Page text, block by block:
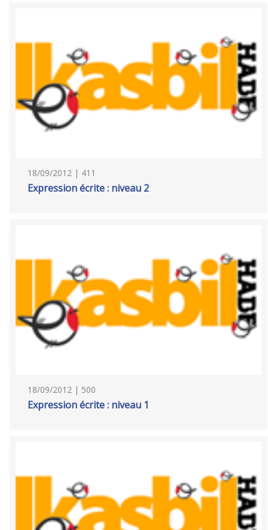
18/09/2012 | 411
Expression écrite : niveau 2
18/09/2012 | 500
Expression écrite : niveau 1